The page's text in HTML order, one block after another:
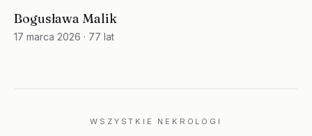
Bogusława Malik
17 marca 2026 · 77 lat
WSZYSTKIE NEKROLOGI